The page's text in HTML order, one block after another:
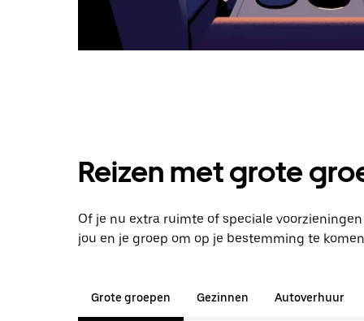
Reizen met grote
Of je nu extra ruimte of speciale
jou en je groep om op je bestemming te
Grote groepen Gezinnen Autoverhuur